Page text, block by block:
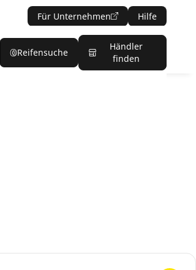
Für Unternehmen Hilfe
Reifensuche
Händler
finden